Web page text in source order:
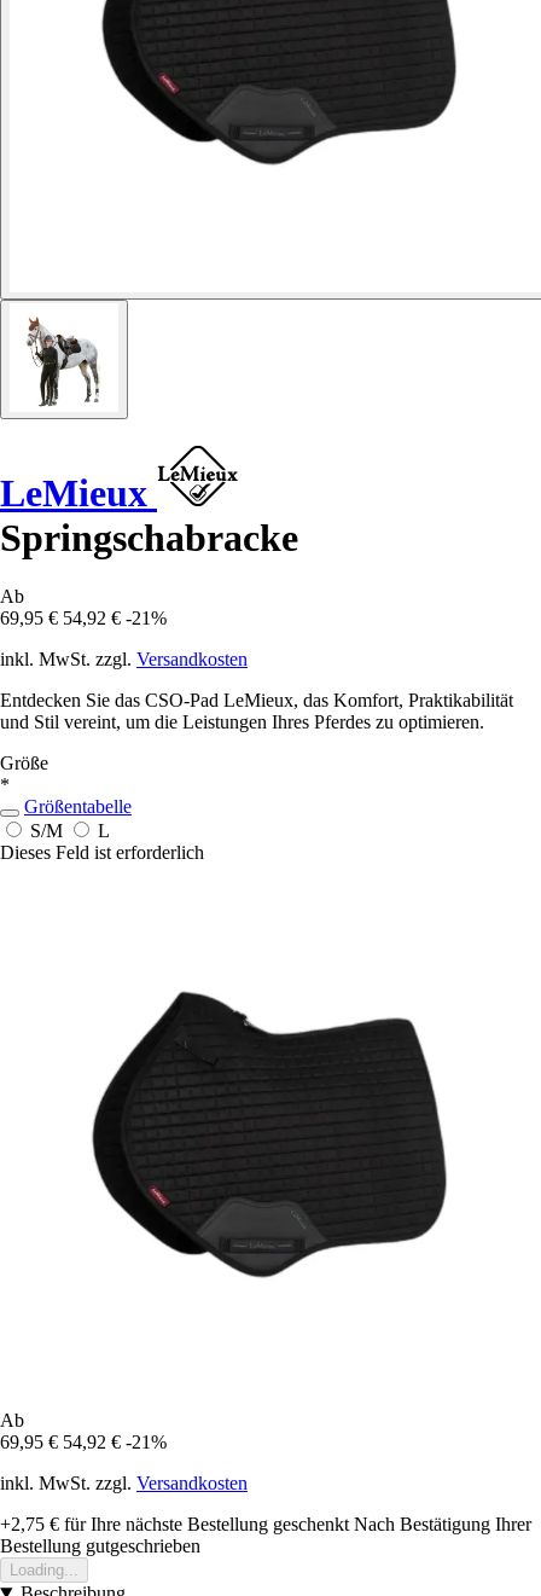
LeMieux
Springschabracke
Ab
69,95 € 54,92 € -21%
inkl. MwSt. zzgl. Versandkosten
Entdecken Sie das CSO-Pad LeMieux, das Komfort, Praktikabilität
und Stil vereint, um die Leistungen Ihres Pferdes zu optimieren.
Größe
*
Größentabelle
S/M
L
Dieses Feld ist erforderlich
Ab
69,95 € 54,92 € -21%
inkl. MwSt. zzgl. Versandkosten
+2,75 € für Ihre nächste Bestellung geschenkt Nach Bestätigung Ihrer
Bestellung gutgeschrieben
Loading...